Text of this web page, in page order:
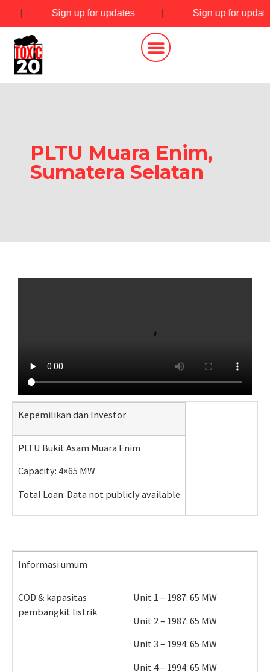
Sign up for updates| Sign up for
PLTU Muara Enim,
Sumatera Selatan
Kepemilikan dan Investor
PLTU Bukit Asam Muara Enim
Capacity: 4×65 MW
Total Loan: Data not publicly available
Informasi umum
COD & kapasitas
pembangkit listrik
Unit 1 – 1987: 65 MW
Unit 2 – 1987: 65 MW
Unit 3 – 1994: 65 MW
Unit 4 – 1994: 65 MW